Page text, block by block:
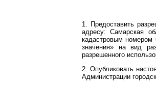
1. Предоставить
адресу: Самарская
кадастровым номером
значения» на вид
разрешенного
2. Опубликовать
Администрации